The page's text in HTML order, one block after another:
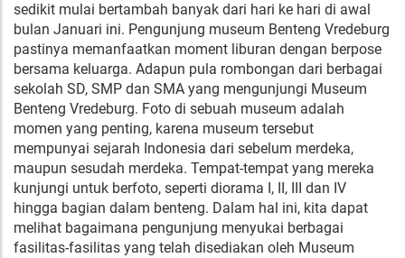
sedikit mulai bertambah banyak dari hari ke hari di awal
bulan Januari ini. Pengunjung museum Benteng Vredeburg
pastinya memanfaatkan moment liburan dengan berpose
bersama keluarga. Adapun pula rombongan dari berbagai
sekolah SD, SMP dan SMA yang mengunjungi Museum
Benteng Vredeburg. Foto di sebuah museum adalah
momen yang penting, karena museum tersebut
mempunyai sejarah Indonesia dari sebelum merdeka,
maupun sesudah merdeka. Tempat-tempat yang mereka
kunjungi untuk berfoto, seperti diorama I, II, III dan IV
hingga bagian dalam benteng. Dalam hal ini, kita dapat
melihat bagaimana pengunjung menyukai berbagai
fasilitas-fasilitas yang telah disediakan oleh Museum